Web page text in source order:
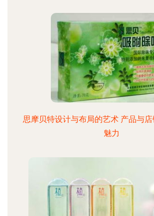
思摩贝特设计与布局的艺术 产品与
魅力